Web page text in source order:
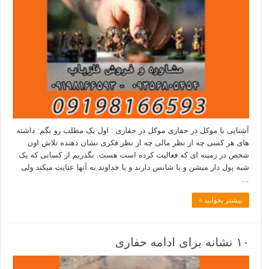
آشنایی با موکل در حفاری موکل در حفاری : اول یک مطلب رو بگم: داشته
های هر کسی چه از نظر مالی چه از نظر فکری نشان دهنده تلاش اون
شخص در زمینه ای که فعالیت کرده است هست. بگذریم از کسانی که یک
شبه پول دار میشن و یا شانس دارند و یا خداوند به آنها عنایت میکند ولی
بیشتر بخوانید »
۱۰ نشانه برای ادامه حفاری